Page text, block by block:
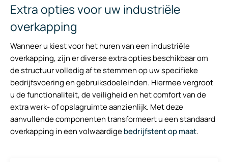
Extra opties voor uw industriële
overkapping
Wanneer u kiest voor het huren van een industriële
overkapping, zijn er diverse extra opties beschikbaar om
de structuur volledig af te stemmen op uw specifieke
bedrijfsvoering en gebruiksdoeleinden. Hiermee vergroot
u de functionaliteit, de veiligheid en het comfort van de
extra werk- of opslagruimte aanzienlijk. Met deze
aanvullende componenten transformeert u een standaard
overkapping in een volwaardigebedrijfstent op maat.